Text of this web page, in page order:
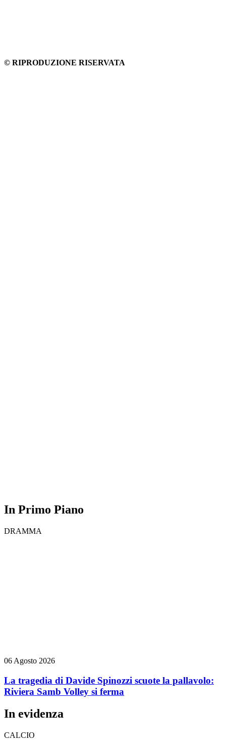
© RIPRODUZIONE RISERVATA
In Primo Piano
DRAMMA
06 Agosto 2026
La tragedia di Davide Spinozzi scuote la pallavolo:
Riviera Samb Volley si ferma
In evidenza
CALCIO